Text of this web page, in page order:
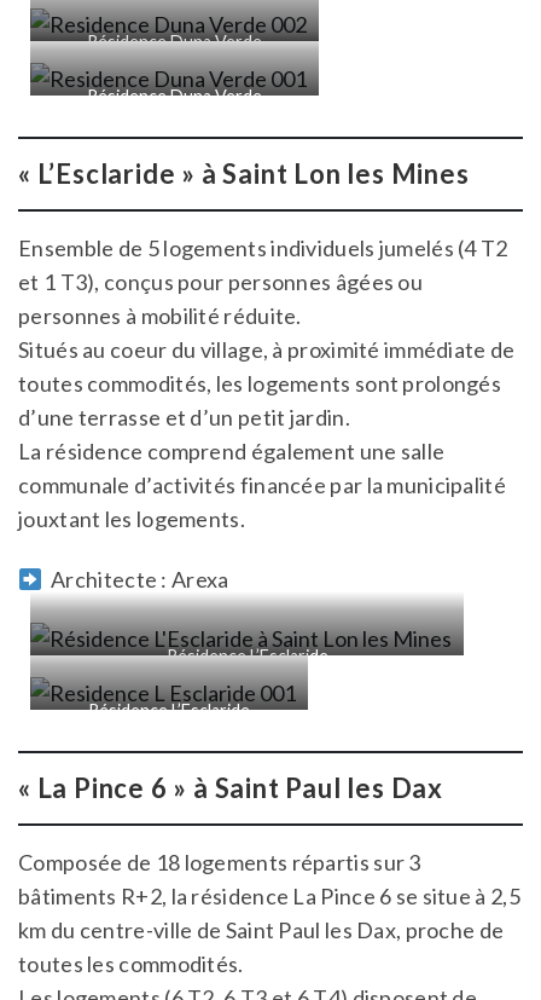
Résidence Duna Verde
Résidence Duna Verde
« L’Esclaride » à Saint Lon les Mines
Ensemble de 5 logements individuels jumelés (4 T2
et 1 T3), conçus pour personnes âgées ou
personnes à mobilité réduite.
Situés au coeur du village, à proximité immédiate de
toutes commodités, les logements sont prolongés
d’une terrasse et d’un petit jardin.
La résidence comprend également une salle
communale d’activités financée par la municipalité
jouxtant les logements.
Architecte : Arexa
Résidence L’Esclaride
Résidence L’Esclaride
« La Pince 6 » à Saint Paul les Dax
Composée de 18 logements répartis sur 3
bâtiments R+2, la résidence La Pince 6 se situe à 2,5
km du centre-ville de Saint Paul les Dax, proche de
toutes les commodités.